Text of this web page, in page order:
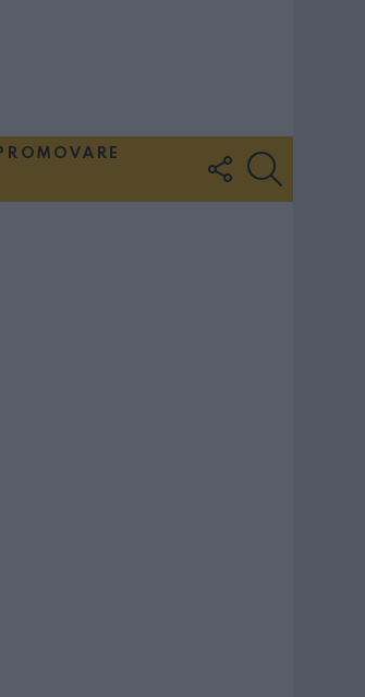
FOLLOW
US